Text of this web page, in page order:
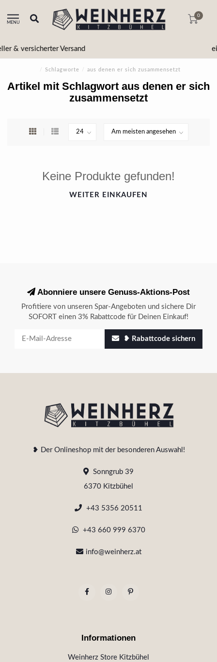
MENU
0
einfache & sichere Bezahlung
/ Schlagworte / aus denen er sich zusammensetzt
Artikel mit Schlagwort aus denen er sich
zusammensetzt
Keine Produkte gefunden!
WEITER EINKAUFEN
Abonniere unsere Genuss-Aktions-Post
Profitiere von unseren Spar-Angeboten und sichere Dir
SOFORT einen 3% Rabattcode für Deinen Einkauf!
❥ Rabattcode sichern
❥ Der Onlineshop mit der besonderen Auswahl!
Sonngrub 39
6370 Kitzbühel
+43 5356 20511
+43 660 999 6370
info@weinherz.at
Informationen
Weinherz Store Kitzbühel